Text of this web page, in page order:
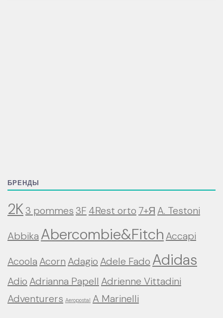
БРЕНДЫ
2K3 pommes3F 4Rest orto 7+Я A. Testoni
Abbika Abercombie&Fitch Accapi
Acoola Acorn Adagio Adele Fado Adidas
Adio Adrianna Papell Adrienne Vittadini
Adventurers Aeropostal A Marinelli